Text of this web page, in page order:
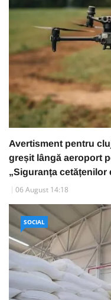
Avertisment pentru
greșit lângă aeroport
„Siguranța cetățenilor
06 August 14:18
SOCIAL